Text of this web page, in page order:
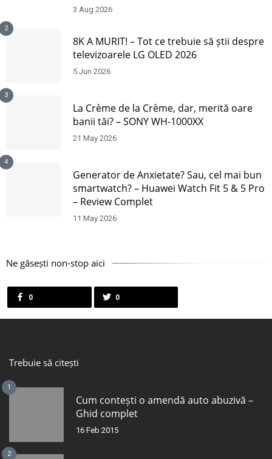
3 Aug 2026
2
8K A MURIT! – Tot ce trebuie să știi despre
televizoarele LG OLED 2026
5 Jun 2026
3
La Crème de la Crème, dar, merită oare
banii tăi? – SONY WH-1000XX
21 May 2026
4
Generator de Anxietate? Sau, cel mai bun
smartwatch? – Huawei Watch Fit 5 & 5 Pro
– Review Complet
11 May 2026
Ne găsești non-stop aici
0 0
Trebuie să citești
1
Cum contești o amendă auto abuzivă –
Ghid complet
16 Feb 2015
2